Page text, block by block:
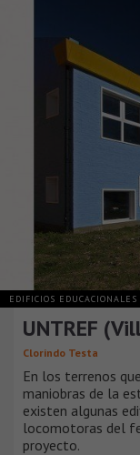
EDIFICIOS EDUCACIONALES
UNTREF
Clorindo Testa
En los terrenos
maniobras de la
existen algunas
locomotoras del
proyecto.